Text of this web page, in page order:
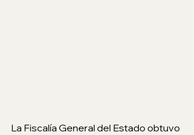
La Fiscalía General del Estado obtuvo